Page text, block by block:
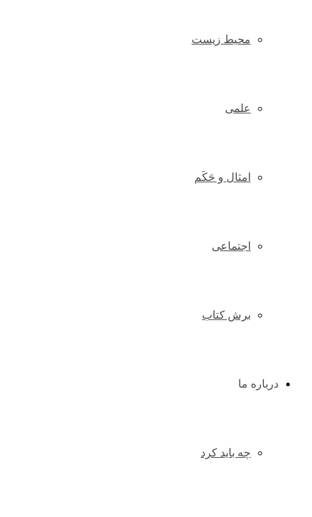
محیط زیست
علمی
امثال و حَکَم
اجتماعی
برش کتاب
درباره ما
چه باید کرد